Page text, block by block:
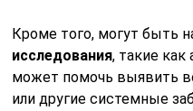
Кроме того, могут быть
исследования, такие как
может помочь выявить
или другие системные